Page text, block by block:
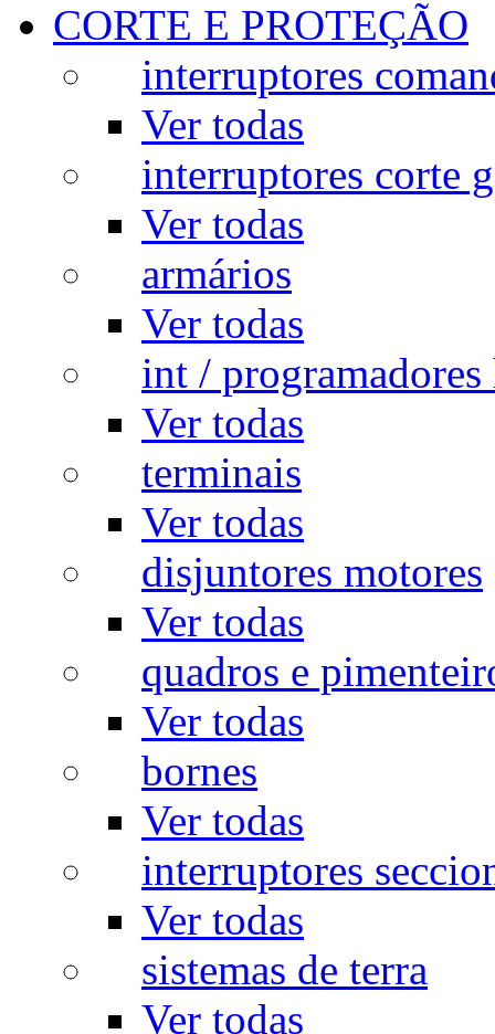
CORTE E PROTEÇÃO
interruptores
Ver todas
interruptores corte
Ver todas
armários
Ver todas
int / programadores
Ver todas
terminais
Ver todas
disjuntores motores
Ver todas
quadros e
Ver todas
bornes
Ver todas
interruptores
Ver todas
sistemas de terra
Ver todas